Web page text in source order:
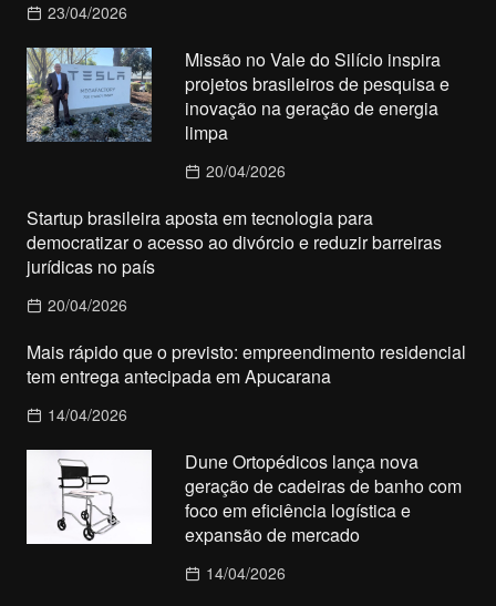
23/04/2026
Missão no Vale do Silício inspira
projetos brasileiros de pesquisa e
inovação na geração de energia
limpa
20/04/2026
Startup brasileira aposta em tecnologia para
democratizar o acesso ao divórcio e reduzir barreiras
jurídicas no país
20/04/2026
Mais rápido que o previsto: empreendimento residencial
tem entrega antecipada em Apucarana
14/04/2026
Dune Ortopédicos lança nova
geração de cadeiras de banho com
foco em eficiência logística e
expansão de mercado
14/04/2026